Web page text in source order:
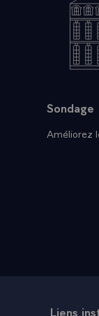
Sondage
Améliorez
Liens